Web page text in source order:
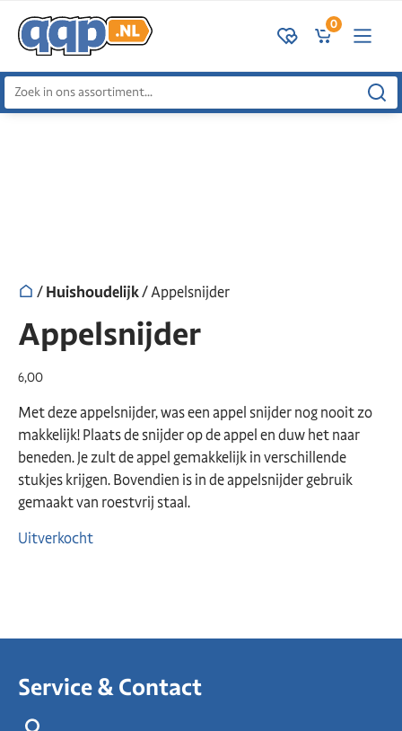
0
Zoeken
naar:
/Huishoudelijk/ Appelsnijder
Appelsnijder
6,00
Met deze appelsnijder, was een appel snijder nog nooit zo
makkelijk! Plaats de snijder op de appel en duw het naar
beneden. Je zult de appel gemakkelijk in verschillende
stukjes krijgen. Bovendien is in de appelsnijder gebruik
gemaakt van roestvrij staal.
Uitverkocht
Service & Contact